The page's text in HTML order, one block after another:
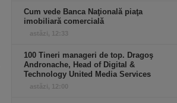
Cum vede Banca Naţională piaţa
imobiliară comercială
astăzi, 12:33
100 Tineri manageri de top. Dragoş
Andronache, Head of Digital &
Technology United Media Services
astăzi, 12:00